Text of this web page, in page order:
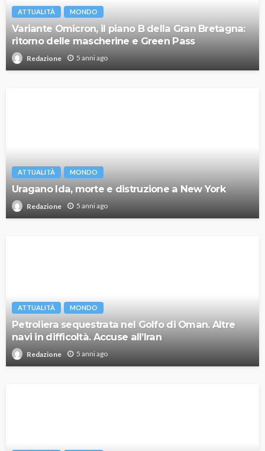
ATTUALITÀ MONDO
Variante Omicron, il piano B della Gran Bretagna:
ritorno delle mascherine e Green Pass
Redazione 5 anni ago
ATTUALITÀ MONDO
Uragano Ida, morte e distruzione a New York
Redazione 5 anni ago
ATTUALITÀ MONDO
Petroliera sequestrata nel Golfo di Oman. Altre
navi in difficoltà. Accuse all’Iran
Redazione 5 anni ago